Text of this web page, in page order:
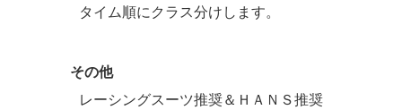
タイム順にクラス分けします。
その他
レーシングスーツ推奨＆ＨＡＮＳ推奨